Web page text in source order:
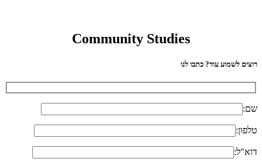
Community Studies
רוצים לשמוע עוד? כתבו לנו
שם:
טלפון:
דוא"ל: